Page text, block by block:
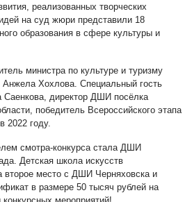
реализованных творческих
на суд жюри представили 18
образования в сфере культуры и
министра по культуре и туризму
Анжела Хохлова. Специальный гость
Саенкова, директор ДШИ посёлка
победитель Всероссийского этапа
2022 году.
смотра-конкурса стала ДШИ
Детская школа искусств
второе место с ДШИ Черняховска и
в размере 50 тысяч рублей на